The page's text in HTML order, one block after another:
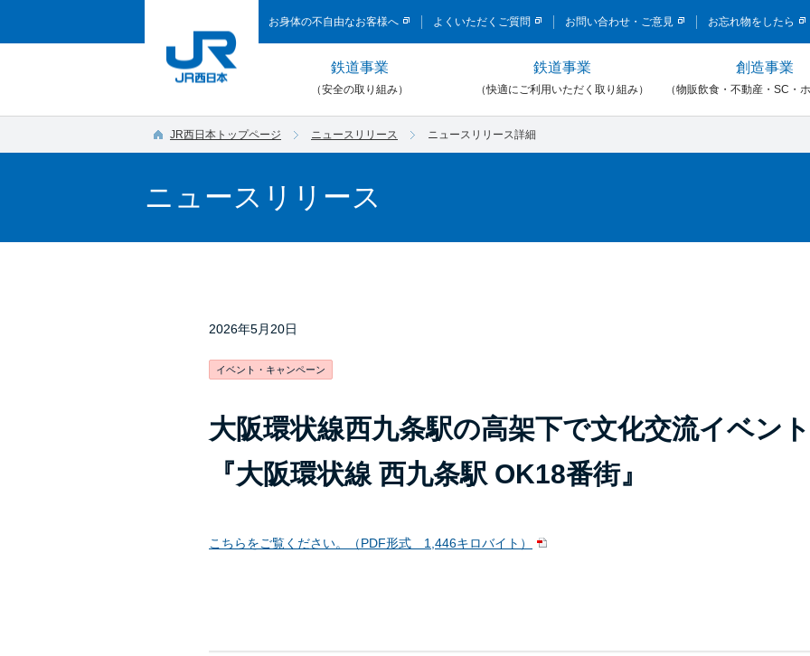
お身体の不自由なお客様へ よくいただくご質問 お問い合わせ・ご意見 お忘れ物をしたら
鉄道事業
（安全の取り組み）
鉄道事業
（快適にご利用いただく取り組み）
創造事業
（物販飲食・不動産・SC・
JR西日本トップページ ニュースリリース ニュースリリース詳細
ニュースリリース
2026年5月20日
イベント・キャンペーン
大阪環状線西九条駅の高架下で文化交流イベン
『大阪環状線 西九条駅 OK18番街』
こちらをご覧ください。（PDF形式 1,446キロバイト）